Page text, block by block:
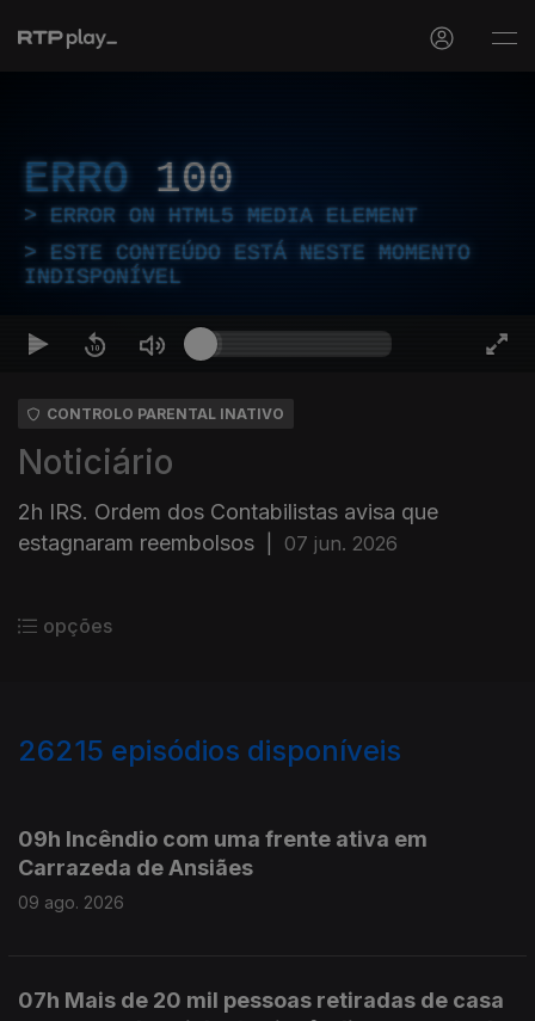
ERRO 100
ERROR ON HTML5 MEDIA ELEMENT
ESTE CONTEÚDO ESTÁ NESTE MOMENTO
INDISPONÍVEL
CONTROLO PARENTAL INATIVO
Noticiário
2h IRS. Ordem dos Contabilistas avisa que
estagnaram reembolsos
07 jun. 2026
opções
26215 episódios disponíveis
09h Incêndio com uma frente ativa em
Carrazeda de Ansiães
09 ago. 2026
07h Mais de 20 mil pessoas retiradas de casa